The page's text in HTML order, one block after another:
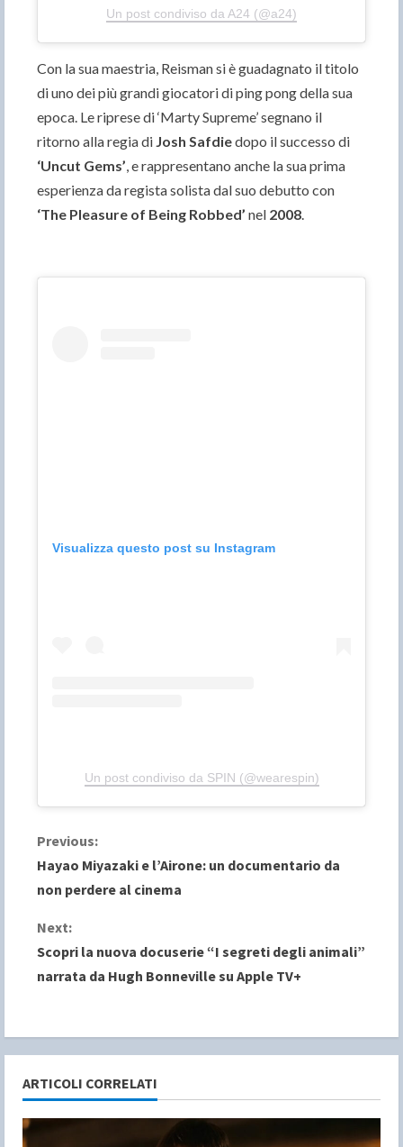
Un post condiviso da A24 (@a24)
Con la sua maestria, Reisman si è guadagnato il titolo
di uno dei più grandi giocatori di ping pong della sua
epoca. Le riprese di ‘Marty Supreme’ segnano il
ritorno alla regia di Josh Safdiedopo il successo di
‘Uncut Gems’, e rappresentano anche la sua prima
esperienza da regista solista dal suo debutto con
‘The Pleasure of Being Robbed’ nel 2008.
Visualizza questo post su Instagram
Un post condiviso da SPIN (@wearespin)
C
o
n
t
n
u
e
Previous:
Hayao Miyazaki e l’Airone: un documentario da
non perdere al cinema
Next:
Scopri la nuova docuserie “I segreti degli animali”
narrata da Hugh Bonneville su Apple TV+
ARTICOLI CORRELATI